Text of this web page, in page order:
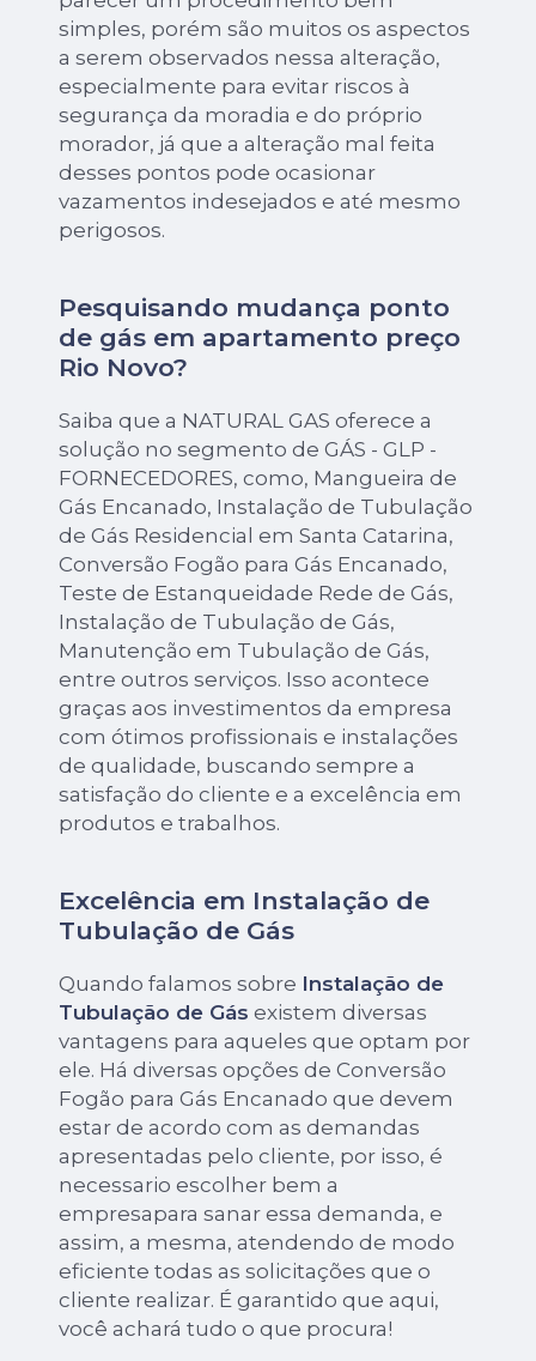
simples, porém são muitos os aspectos
a serem observados nessa alteração,
especialmente para evitar riscos à
segurança da moradia e do próprio
morador, já que a alteração mal feita
desses pontos pode ocasionar
vazamentos indesejados e até mesmo
perigosos.
Pesquisando mudança ponto
de gás em apartamento preço
Rio Novo?
Saiba que a NATURAL GAS oferece a
solução no segmento de GÁS - GLP -
FORNECEDORES, como, Mangueira de
Gás Encanado, Instalação de Tubulação
de Gás Residencial em Santa Catarina,
Conversão Fogão para Gás Encanado,
Teste de Estanqueidade Rede de Gás,
Instalação de Tubulação de Gás,
Manutenção em Tubulação de Gás,
entre outros serviços. Isso acontece
graças aos investimentos da empresa
com ótimos profissionais e instalações
de qualidade, buscando sempre a
satisfação do cliente e a excelência em
produtos e trabalhos.
Excelência em Instalação de
Tubulação de Gás
Quando falamos sobre Instalação de
Tubulação de Gás existem diversas
vantagens para aqueles que optam por
ele. Há diversas opções de Conversão
Fogão para Gás Encanado que devem
estar de acordo com as demandas
apresentadas pelo cliente, por isso, é
necessario escolher bem a
empresapara sanar essa demanda, e
assim, a mesma, atendendo de modo
eficiente todas as solicitações que o
cliente realizar. É garantido que aqui,
você achará tudo o que procura!